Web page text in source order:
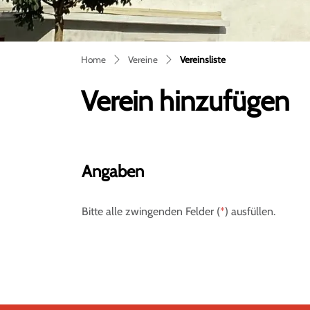
Home Vereine Vereinsliste(ausgewählt)
Verein hinzufügen
Angaben
Bitte alle zwingenden Felder (*) ausfüllen.